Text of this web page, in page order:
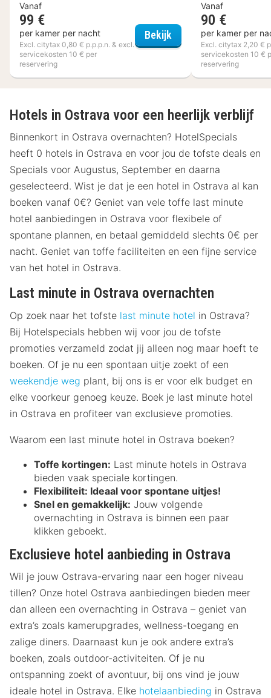
Vanaf
99 €
per kamer per nacht
Excl. citytax 0,80 € p.p.p.n. & excl.
servicekosten 10 € per
reservering
Bekijk ibis Liège Seraing
Vanaf
90 €
per kamer per
Excl. citytax 2,20 €
servicekosten 10 €
reservering
Hotels in Ostrava voor een heerlijk verblijf
Binnenkort in Ostrava overnachten? HotelSpecials
heeft 0 hotels in Ostrava en voor jou de tofste deals en
Specials voor Augustus, September en daarna
geselecteerd. Wist je dat je een hotel in Ostrava al kan
boeken vanaf 0€? Geniet van vele toffe last minute
hotel aanbiedingen in Ostrava voor flexibele of
spontane plannen, en betaal gemiddeld slechts 0€ per
nacht. Geniet van toffe faciliteiten en een fijne service
van het hotel in Ostrava.
Last minute in Ostrava overnachten
Op zoek naar het tofste last minute hotel in Ostrava?
Bij Hotelspecials hebben wij voor jou de tofste
promoties verzameld zodat jij alleen nog maar hoeft te
boeken. Of je nu een spontaan uitje zoekt of een
weekendje weg plant, bij ons is er voor elk budget en
elke voorkeur genoeg keuze. Boek je last minute hotel
in Ostrava en profiteer van exclusieve promoties.
Waarom een last minute hotel in Ostrava boeken?
Toffe kortingen: Last minute hotels in Ostrava
bieden vaak speciale kortingen.
Flexibiliteit: Ideaal voor spontane uitjes!
Snel en gemakkelijk: Jouw volgende
overnachting in Ostrava is binnen een paar
klikken geboekt.
Exclusieve hotel aanbieding in Ostrava
Wil je jouw Ostrava-ervaring naar een hoger niveau
tillen? Onze hotel Ostrava aanbiedingen bieden meer
dan alleen een overnachting in Ostrava – geniet van
extra’s zoals kamerupgrades, wellness-toegang en
zalige diners. Daarnaast kun je ook andere extra’s
boeken, zoals outdoor-activiteiten. Of je nu
ontspanning zoekt of avontuur, bij ons vind je jouw
ideale hotel in Ostrava. Elke hotelaanbieding in Ostrava